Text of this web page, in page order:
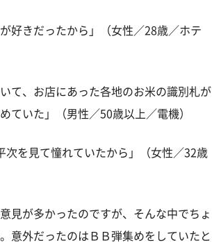
好きだったから」（女性／28歳／ホテ
て、お店にあった各地のお米の識別札が
ていた」（男性／50歳以上／電機）
次を見て憧れていたから」（女性／32歳
見が多かったのですが、そんな中でちょ
意外だったのはＢＢ弾集めをしていたと